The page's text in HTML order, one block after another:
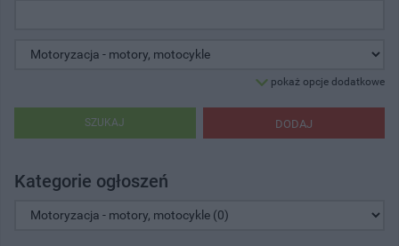
pokaż opcje dodatkowe
DODAJ
SZUKAJ
Kategorie ogłoszeń